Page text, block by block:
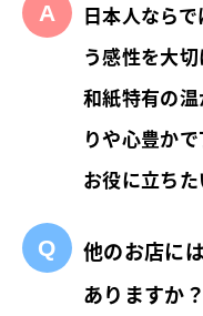
日本人なら
う感性を大切
和紙特有の
りや心豊か
お役に立ちた
他のお店に
ありますか？